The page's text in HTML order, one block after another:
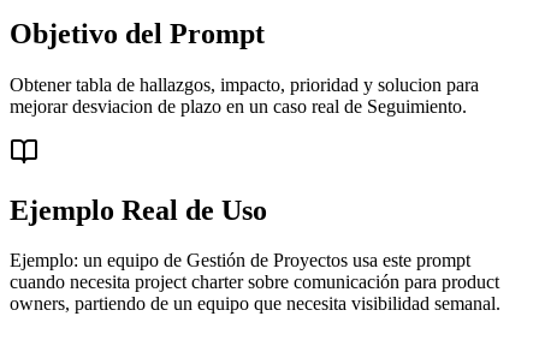
Objetivo del Prompt
Obtener tabla de hallazgos, impacto, prioridad y solucion para
mejorar desviacion de plazo en un caso real de Seguimiento.
Ejemplo Real de Uso
Ejemplo: un equipo de Gestión de Proyectos usa este prompt
cuando necesita project charter sobre comunicación para product
owners, partiendo de un equipo que necesita visibilidad semanal.